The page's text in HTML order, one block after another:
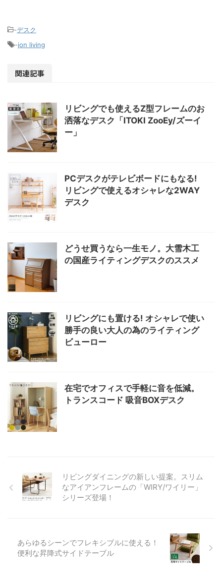
-デスク
-jon living
関連記事
リビングでも使えるZ型フレームのお
洒落なデスク「ITOKI ZooEy/ズーイ
ー」
PCデスクがテレビボードにもなる!
リビングで使えるオシャレな2WAY
デスク
どうせ買うなら一生モノ。大雪木工
の国産ライティングデスクのススメ
リビングにも置ける! オシャレで使い
勝手の良い大人の為のライティング
ビューロー
在宅でオフィスで手軽に音を低減。
トランスコード 吸音BOXデスク
リビングダイニングの新しい提案。スリム
なアイアンフレームの「WIRY/ワイリー」
シリーズ登場！
あらゆるシーンでフレキシブルに使える！
便利な昇降式サイドテーブル